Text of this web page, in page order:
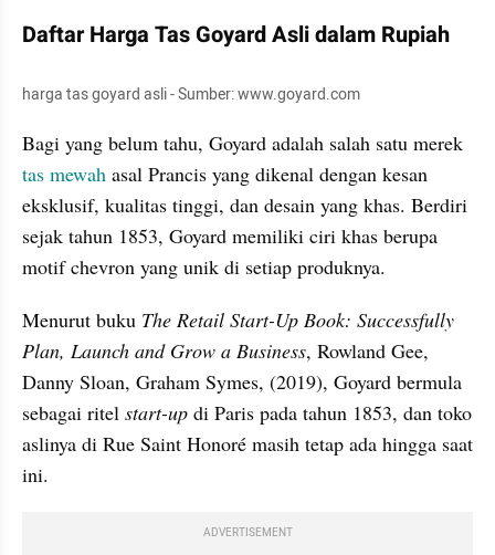
Daftar Harga Tas Goyard Asli dalam Rupiah
harga tas goyard asli - Sumber: www.goyard.com
tas mewah asal Prancis yang dikenal dengan kesan
eksklusif, kualitas tinggi, dan desain yang khas. Berdiri
sejak tahun 1853, Goyard memiliki ciri khas berupa
motif chevron yang unik di setiap produknya.
Menurut buku The Retail Start-Up Book: Successfully
Plan, Launch and Grow a Business, Rowland Gee,
Danny Sloan, Graham Symes, (2019), Goyard bermula
sebagai ritel start-up di Paris pada tahun 1853, dan toko
aslinya di Rue Saint Honoré masih tetap ada hingga saat
ini.
ADVERTISEMENT